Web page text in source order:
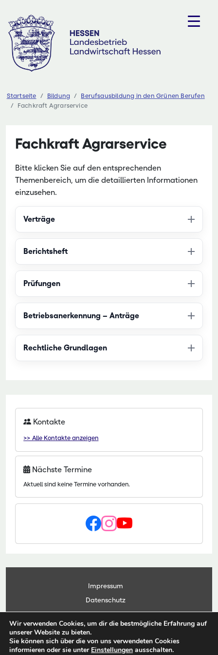
Inhalt
springen
Startseite Bildung
Berufsausbildung in den Grünen Berufen
Fachkraft Agrarservice
Fachkraft Agrarservice
Bitte klicken Sie auf den entsprechenden
Themenbereich, um die detaillierten Informationen
einzusehen.
Verträge
Berichtsheft
Prüfungen
Betriebsanerkennung – Anträge
Rechtliche Grundlagen
Kontakte
>> Alle Kontakte anzeigen
Nächste Termine
Aktuell sind keine Termine vorhanden.
Impressum
Datenschutz
Kontakt
Anwendungsportal
Wir verwenden Cookies, um dir die bestmögliche Erfahrung auf
unserer Website zu bieten.
Sie können sich über die von uns verwendeten Cookies
informieren oder sie unter Einstellungen ausschalten.